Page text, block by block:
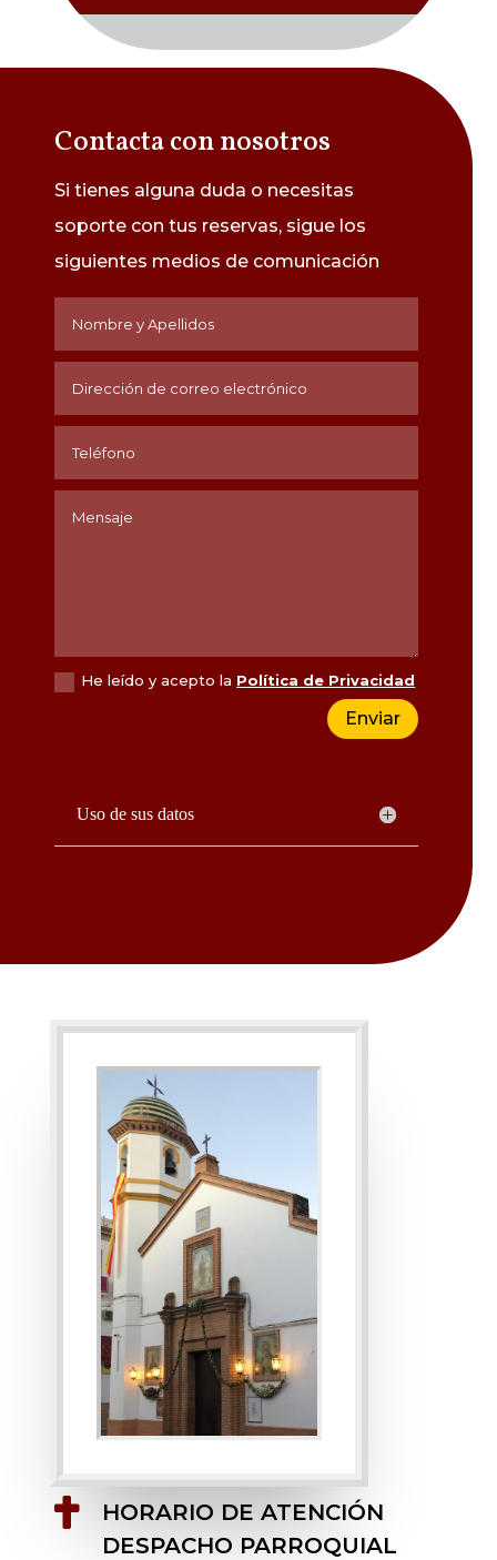
Contacta con nosotros
Si tienes alguna duda o necesitas
soporte con tus reservas, sigue los
siguientes medios decomunicación
He leído y acepto la Política de Privacidad
Enviar
Uso de sus datos

HORARIO DE ATENCIÓN
DESPACHO PARROQUIAL